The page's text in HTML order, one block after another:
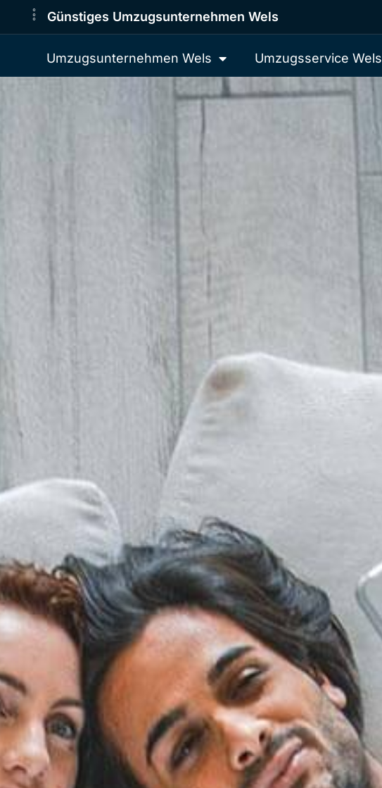
Günstiges Umzugsunternehmen Wels
Umzugsunternehmen Wels Umzugsservice Wels